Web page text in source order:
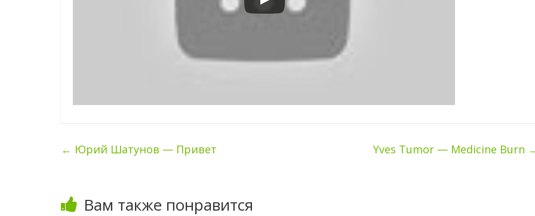
← Юрий Шатунов — Привет Yves Tumor — Medicine Burn
Вам также понравится